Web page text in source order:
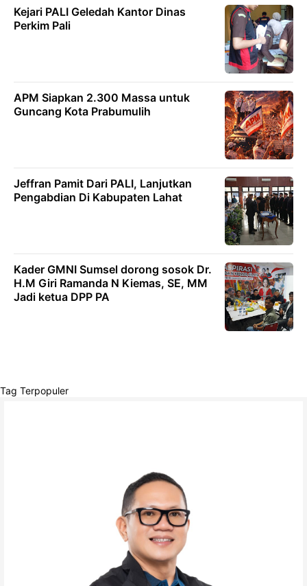
Kejari PALI Geledah Kantor Dinas
Perkim Pali
APM Siapkan 2.300 Massa untuk
Guncang Kota Prabumulih
Jeffran Pamit Dari PALI, Lanjutkan
Pengabdian Di Kabupaten Lahat
Kader GMNI Sumsel dorong sosok Dr.
H.M Giri Ramanda N Kiemas, SE, MM
Jadi ketua DPP PA
Tag Terpopuler